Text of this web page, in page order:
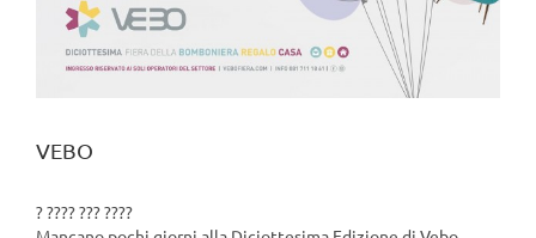
VEBO
????? ??? ????